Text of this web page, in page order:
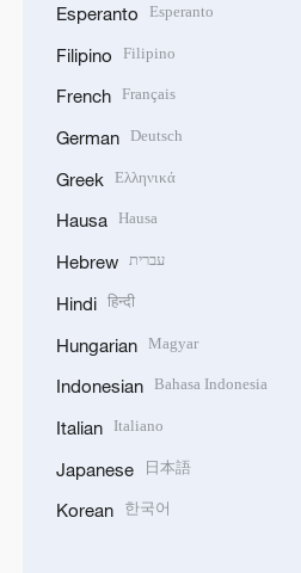
Esperanto Esperanto
Filipino Filipino
French Français
German Deutsch
Greek Ελληνικά
Hausa Hausa
Hebrew עברית
Hindi हिन्दी
Hungarian Magyar
Indonesian Bahasa Indonesia
Italian Italiano
Japanese 日本語
Korean 한국어